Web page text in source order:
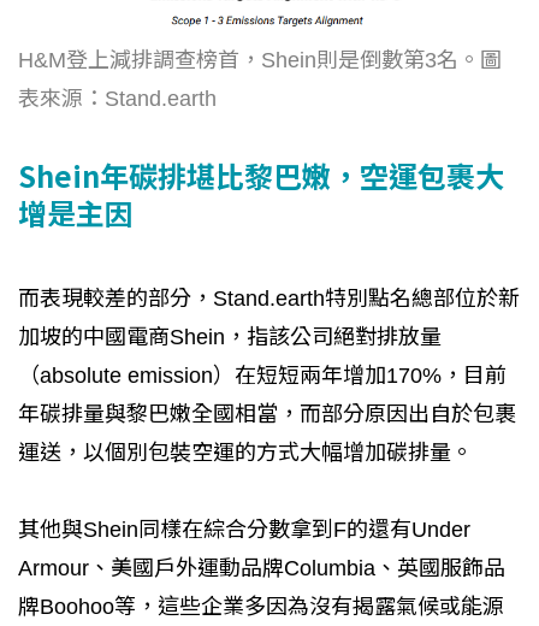
H&M登上減排調查榜首，Shein則是倒數第3名。圖
表來源：Stand.earth
Shein年碳排堪比黎巴嫩，空運包裹大
增是主因
而表現較差的部分，Stand.earth特別點名總部位於新
加坡的中國電商Shein，指該公司絕對排放量
（absolute emission）在短短兩年增加170%，目前
年碳排量與黎巴嫩全國相當，而部分原因出自於包裹
運送，以個別包裝空運的方式大幅增加碳排量。
其他與Shein同樣在綜合分數拿到F的還有Under
Armour、美國戶外運動品牌Columbia、英國服飾品
牌Boohoo等，這些企業多因為沒有揭露氣候或能源